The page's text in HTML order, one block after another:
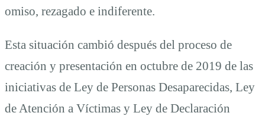
omiso, rezagado e indiferente.
Esta situación cambió después del proceso de
creación y presentación en octubre de 2019 de las
iniciativas de Ley de Personas Desaparecidas, Ley
de Atención a Víctimas y Ley de Declaración